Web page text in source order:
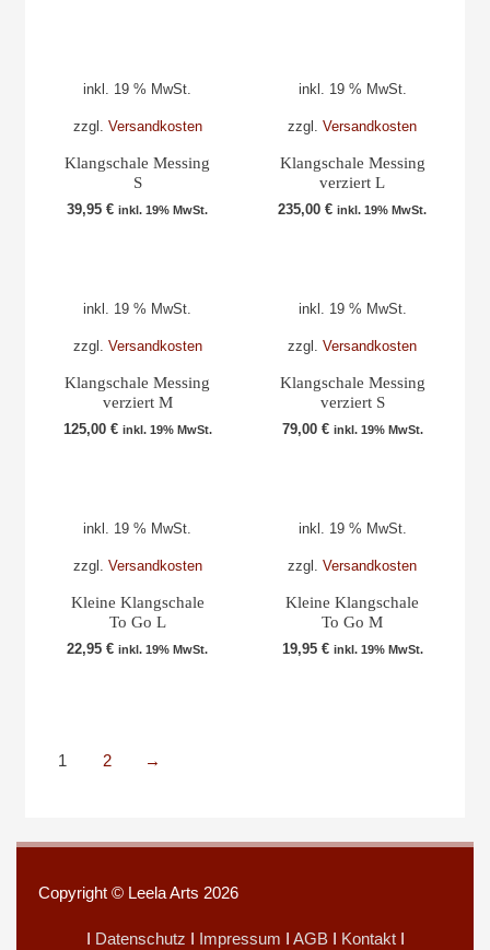
inkl. 19 % MwSt.
zzgl. Versandkosten
Klangschale Messing
S
39,95€ inkl. 19% MwSt.
inkl. 19 % MwSt.
zzgl.Versandkosten
Klangschale Messing
verziert L
235,00€ inkl. 19% MwSt.
inkl. 19 % MwSt.
zzgl. Versandkosten
Klangschale Messing
verziert M
125,00 € inkl. 19% MwSt.
inkl. 19 % MwSt.
zzgl.Versandkosten
Klangschale Messing
verziert S
79,00 € inkl. 19% MwSt.
inkl. 19 % MwSt.
zzgl. Versandkosten
Kleine Klangschale
To Go L
22,95€ inkl. 19% MwSt.
inkl. 19 % MwSt.
zzgl.Versandkosten
Kleine Klangschale
To Go M
19,95 € inkl. 19% MwSt.
1 2 →
Copyright © Leela Arts 2026
Datenschutz Impressum AGBI KontaktI